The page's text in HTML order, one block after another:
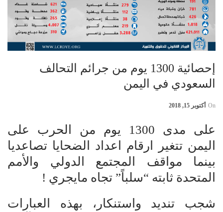
إحصائية 1300 يوم من جرائم التحالف
السعودي في اليمن
On أكتوبر 15, 2018
على مدى 1300 يوم من الحرب على
اليمن تتغير ارقام اعداد الضحايا تصاعديا
بينما مواقف المجتمع الدولي والأمم
المتحدة ثابته “سلباً” تجاه مايجري !
شجب تنديد واستنكار، بهذه العبارات